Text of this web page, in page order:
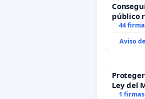
público
todo el
44
Aviso
Ley del
1 firmas